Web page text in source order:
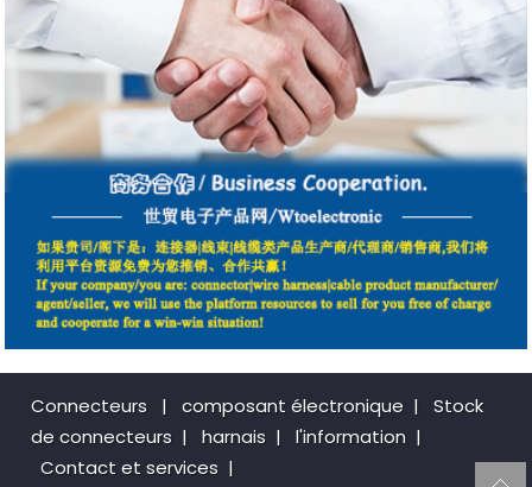
Connecteurs | composant électronique |
Stock
de connecteurs | harnais | l'information |
Contact et services |